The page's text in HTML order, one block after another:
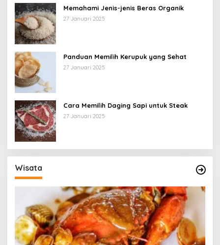
Memahami Jenis-jenis Beras Organik
27 Januari 2025
Panduan Memilih Kerupuk yang Sehat
27 Januari 2025
Cara Memilih Daging Sapi untuk Steak
27 Januari 2025
Wisata